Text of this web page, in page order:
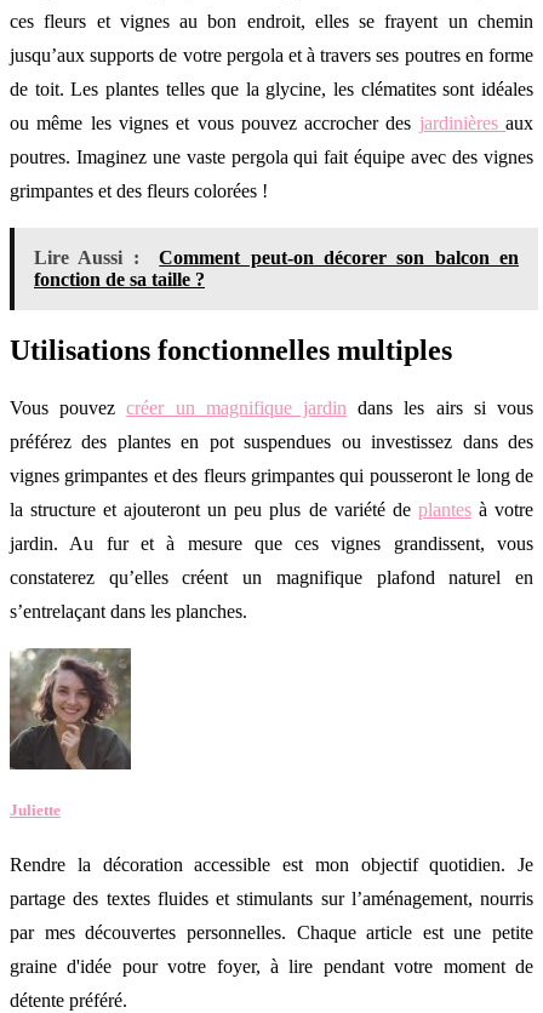
ces fleurs et vignes au bon endroit, elles se frayent un chemin
jusqu’aux supports de votre pergola et à travers ses poutres en forme
de toit. Les plantes telles que la glycine, les clématites sont idéales
ou même les vignes et vous pouvez accrocher des jardinièresaux
poutres. Imaginez une vaste pergola qui fait équipe avec des vignes
grimpantes et des fleurs colorées !
Lire Aussi :
Comment peut-on décorer son balcon en
fonction de sa taille ?
Utilisations fonctionnelles multiples
Vous pouvezcréer un magnifique jardin dans les airs si vous
préférez des plantes en pot suspendues ou investissez dans des
vignes grimpantes et des fleurs grimpantes qui pousseront le long de
la structure et ajouteront un peu plus de variété de plantesà votre
jardin. Au fur et à mesure que ces vignes grandissent, vous
constaterez qu’elles créent un magnifique plafond naturel en
s’entrelaçant dans les planches.
Juliette
Rendre la décoration accessible est mon objectif quotidien. Je
partage des textes fluides et stimulants sur l’aménagement, nourris
par mes découvertes personnelles. Chaque article est une petite
graine d'idée pour votre foyer, à lire pendant votre moment de
détente préféré.